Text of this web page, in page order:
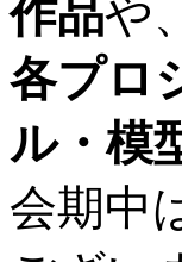
作品や、
各プロ
ル・模
会期中